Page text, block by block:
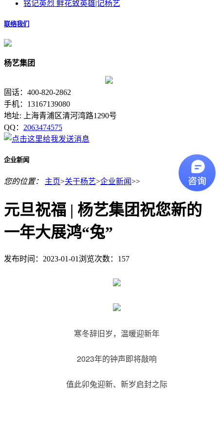
铭记英烈 鲜花致英雄|记杨艺
联络我们
杨艺集团
固话：400-820-2862
手机：13167139080
地址: 上海青浦区清河湾路1290号
QQ： 2063474575
企业新闻
您的位置： 主页>关于杨艺>企业新闻>>
元旦祝福 | 杨艺集团祝您新的
一年大展鸿“兔”
发布时间：2023-01-01 浏览次数： 157
	寒冬辞旧岁，温暖迎新年
	2023年的钟声即将敲响
	值此卯兔迎新、新岁启封之际